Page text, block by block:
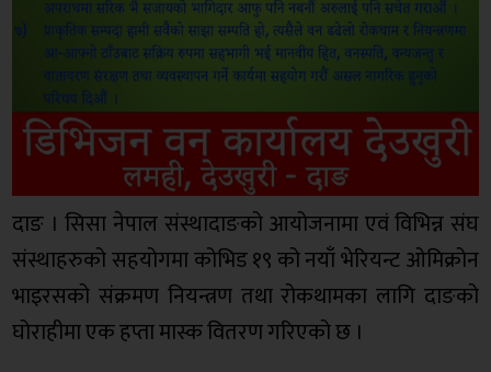
दाङ । सिसा नेपाल संस्थादाङको आयोजनामा एवं विभिन्न संघ
संस्थाहरुको सहयोगमा कोभिड १९ को नयाँ भेरियन्ट ओमिक्रोन
भाइरसको संक्रमण नियन्त्रण तथा रोकथामका लागि दाङको
घोराहीमा एक हप्ता मास्क वितरण गरिएको छ ।